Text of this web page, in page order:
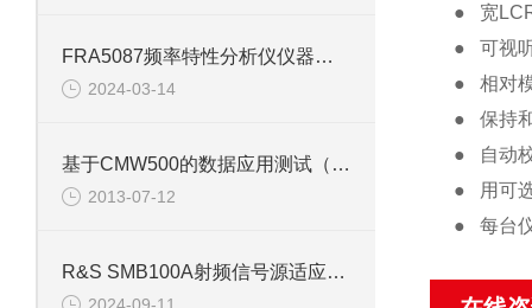
FRA5087频率特性分析仪仪器测量要求
2024-03-14
基于CMW500的数据应用测试（R&S）
2013-07-12
R&S SMB100A射频信号源适应多行业需求
●
宽
●
可视
●
相对
●
保持
●
自动
●
用可
●
每台